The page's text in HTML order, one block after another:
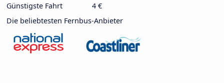
Günstigste Fahrt
4 €
Die beliebtesten Fernbus-Anbieter